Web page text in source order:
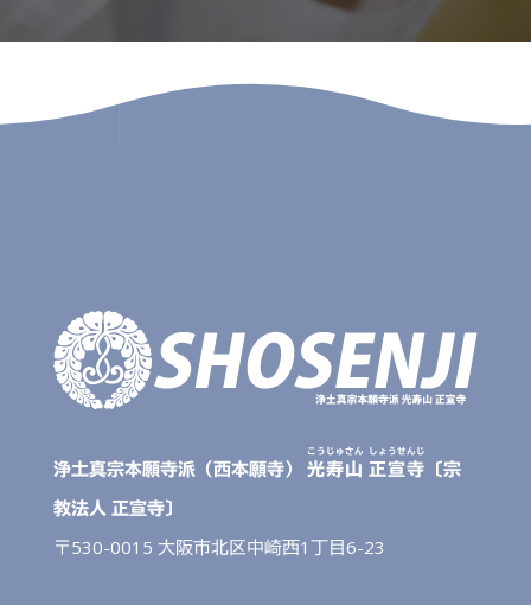
浄土真宗本願寺派（西本願寺） 光寿山
こうじゅさん
正宣寺
しょうせんじ
〔宗
教法人 正宣寺〕
〒530-0015 大阪市北区中崎西1丁目6-23